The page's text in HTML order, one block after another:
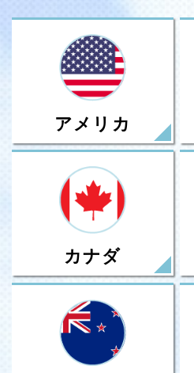
アメリカ
カナダ